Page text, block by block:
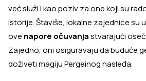
već služi i kao poziv za one koji su
istorije. Štaviše, lokalne zajednice su
ove napore očuvanjastvarajući
Zajedno, oni osiguravaju da buduće
doživeti magiju Pergeinog nasleđa.